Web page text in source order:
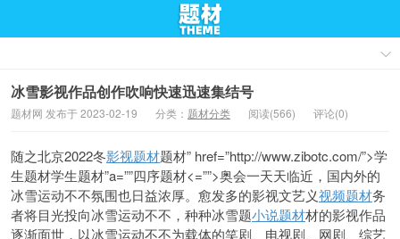
冰雪影视作品创作吹响快速迅速集结号
题材网 发布于 2023-02-19 分类： 题材分类 阅读(566) 评论(0)
随之北京2022冬影视题材题材” href=”http://www.zibotc.com/”>学
生题材学生题材”a=””四序题材<=””>奥会一天天临近，国内外的
冰雪运动不不氛围也日益浓厚。愈发多的影视文艺义视频题材务
者将目光投向冰雪运动不不，种种冰雪题小说题材材的影视作品
逐渐面世，以冰雪运动不不为载体的笑剧、电视剧、网剧、综艺